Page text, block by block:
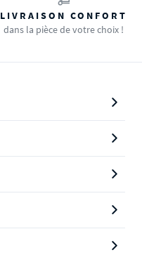
LIVRAISON CONFORT
dans la pièce de votre choix !